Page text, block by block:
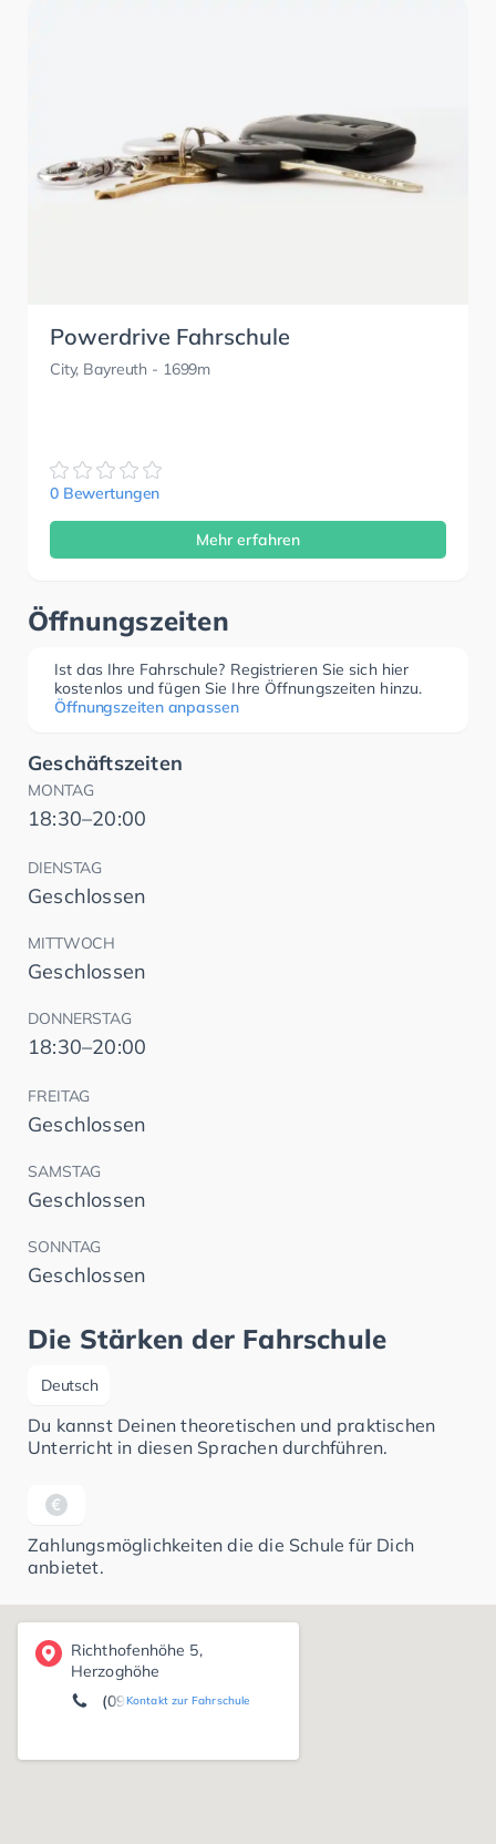
Powerdrive Fahrschule
City, Bayreuth - 1699m
0 Bewertungen
Mehr erfahren
Öffnungszeiten
Ist das Ihre Fahrschule? Registrieren Sie sich hier
kostenlos und fügen Sie Ihre Öffnungszeiten hinzu.
Öffnungszeiten anpassen
Geschäftszeiten
MONTAG
18:30–20:00
DIENSTAG
Geschlossen
MITTWOCH
Geschlossen
DONNERSTAG
18:30–20:00
FREITAG
Geschlossen
SAMSTAG
Geschlossen
SONNTAG
Geschlossen
Die Stärken der Fahrschule
Deutsch
Du kannst Deinen theoretischen und praktischen
Unterricht in diesen Sprachen durchführen.
Zahlungsmöglichkeiten die die Schule für Dich
anbietet.
Richthofenhöhe 5,
Herzoghöhe
Kontakt zur Fahrschule
(0921) 73 04 88 32